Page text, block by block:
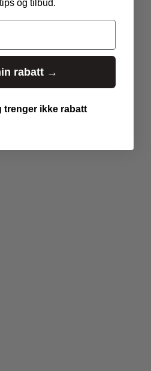
p
i
og tilbud.
rabatt →
trenger ikke rabatt